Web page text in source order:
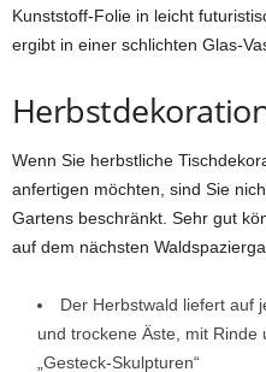
Kunststoff-Folie in leicht
ergibt in einer schlichten Glas-
Wenn Sie herbstliche
anfertigen möchten, sind Sie
Gartens beschränkt. Sehr gut
auf dem nächsten
Der Herbstwald liefert auf
und trockene Äste, mit
„Gesteck-Skulpturen“